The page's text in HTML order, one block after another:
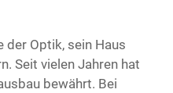
der Optik, sein Haus
Seit vielen Jahren hat
bewährt. Bei